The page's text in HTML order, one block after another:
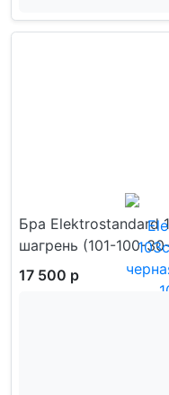
Бра Elektrostandard
шагрень (101-100-
17 500 р